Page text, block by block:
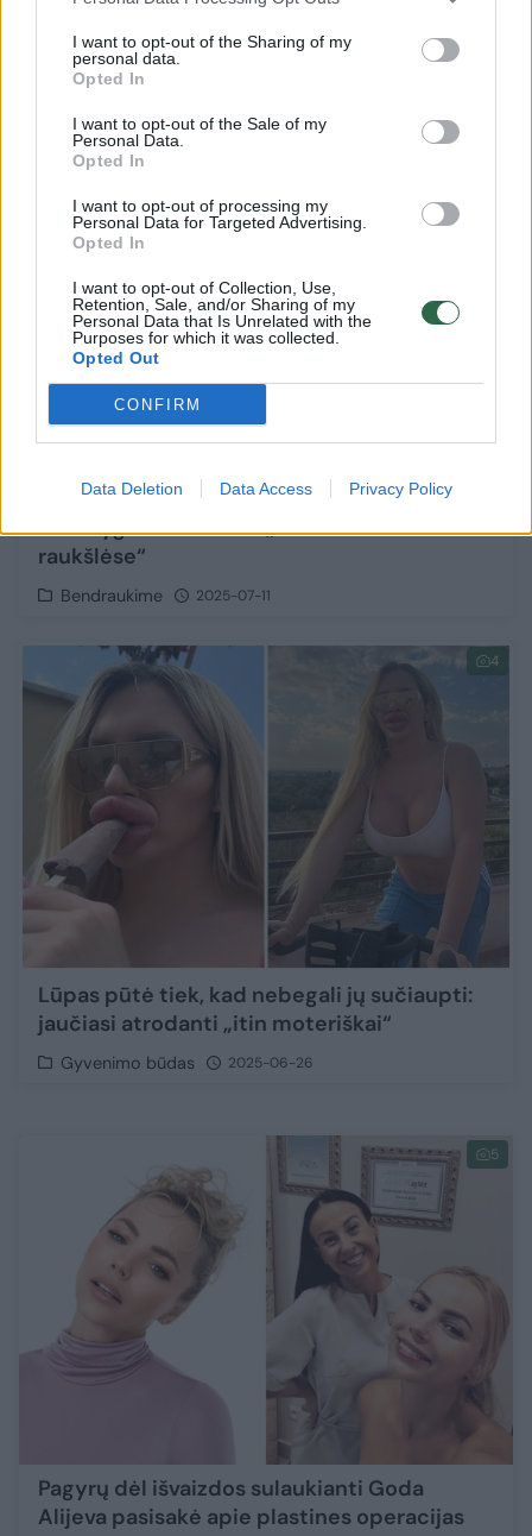
I want to opt-out of the Sharing of my
personal data.
Opted In
I want to opt-out of the Sale of my
Personal Data.
Opted In
I want to opt-out of processing my
Personal Data for Targeted Advertising.
Opted In
I want to opt-out of Collection, Use,
Retention, Sale, and/or Sharing of my
Personal Data that Is Unrelated with the
Purposes for which it was collected.
Opted Out
CONFIRM
Data Deletion Data Access Privacy Policy
prisiliesti
Gyvenimo būdas
Žodžiai apie savo metų neslepiančią moterį
buvo lyg šaltas dušas: „Problema – ne
raukšlėse“
Bendraukime 2025-07-11
4
Lūpas pūtė tiek, kad nebegali jų sučiaupti:
jaučiasi atrodanti „itin moteriškai“
Gyvenimo būdas 2025-06-26
5
Pagyrų dėl išvaizdos sulaukianti Goda
Alijeva pasisakė apie plastines operacijas